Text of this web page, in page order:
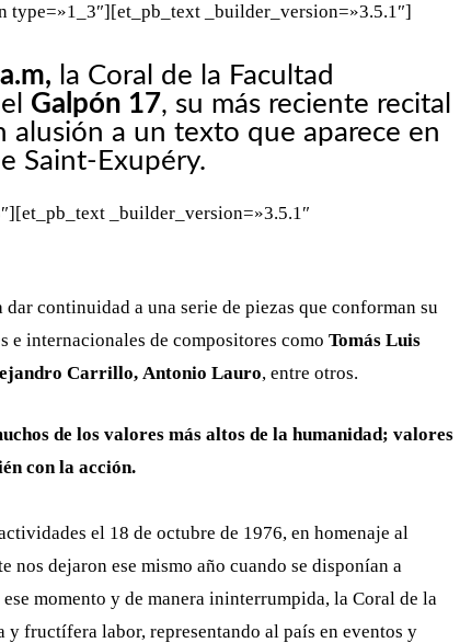
_builder_version=»3.5.1″]
​ la Coral de la Facultad
Galpón 17, su más reciente recital
alusión a un texto que aparece en
Saint-Exupéry.
_builder_version=»3.5.1″
dar continuidad a una serie de piezas que conforman su
e internacionales de compositores como Tomás Luis
Carrillo, Antonio Lauro, entre otros.
de los valores más altos de la humanidad; valores
con la acción.
el 18 de octubre de 1976, en homenaje al
nos dejaron ese mismo año cuando se disponían a
momento y de manera ininterrumpida, la Coral de la
y fructífera labor, representando al país en eventos y